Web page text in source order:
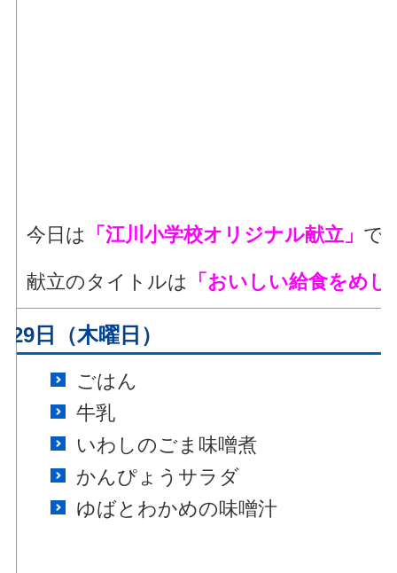
今日は 「江川小学校オリジナル献立」 で
献立のタイトルは 「おいしい給食をめ
29日（木曜日）
ごはん
牛乳
いわしのごま味噌煮
かんぴょうサラダ
ゆばとわかめの味噌汁